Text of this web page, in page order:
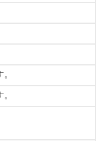
方）
ればOK